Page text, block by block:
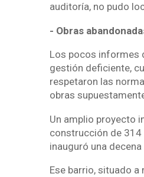
auditoría, no pudo
- Obras
Los pocos informes
gestión deficiente,
respetaron las
obras
Un amplio proyecto
construcción de 314
inauguró una
Ese barrio, situado